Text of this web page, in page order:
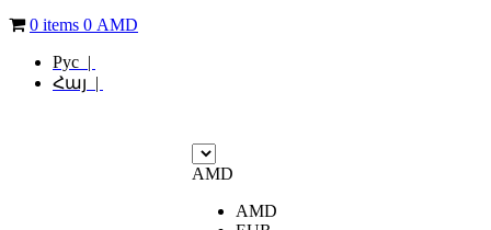
0 items 0 AMD
Рус |
Հայ |
AMD
AMD